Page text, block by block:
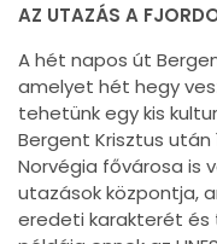
AZ UTAZÁS A
A hét napos út
amelyet hét hegy
tehetünk egy kis
Bergent Krisztus
Norvégia fővárosa is
utazások központja,
eredeti karakterét és